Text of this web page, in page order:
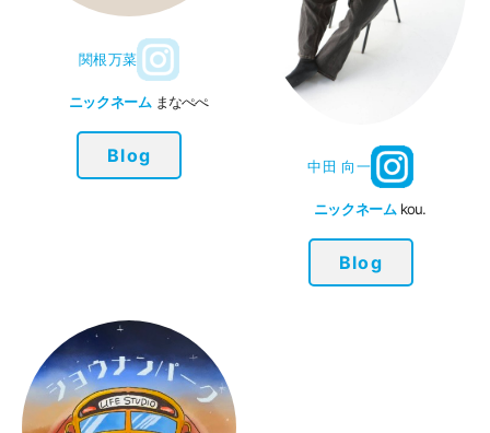
関根万菜
ニックネーム まなぺぺ
Blog 中田 向一
ニックネーム kou.
Blog